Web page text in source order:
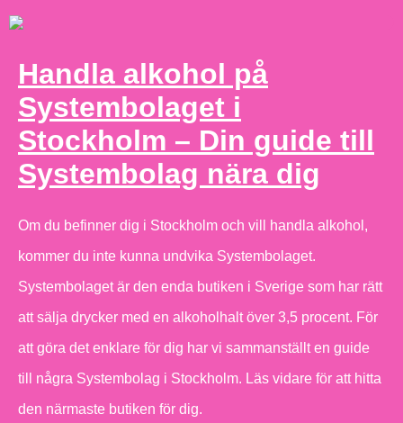
Handla alkohol på
Systembolaget i
Stockholm – Din guide till
Systembolag nära dig
Om du befinner dig i Stockholm och vill handla alkohol,
kommer du inte kunna undvika Systembolaget.
Systembolaget är den enda butiken i Sverige som har rätt
att sälja drycker med en alkoholhalt över 3,5 procent. För
att göra det enklare för dig har vi sammanställt en guide
till några Systembolag i Stockholm. Läs vidare för att hitta
den närmaste butiken för dig.